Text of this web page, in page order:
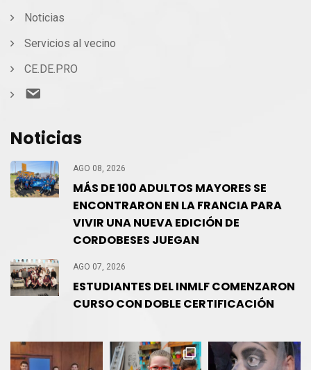
Noticias
Servicios al vecino
CE.DE.PRO
Noticias
AGO 08, 2026
MÁS DE 100 ADULTOS MAYORES SE
ENCONTRARON EN LA FRANCIA PARA
VIVIR UNA NUEVA EDICIÓN DE
CORDOBESES JUEGAN
AGO 07, 2026
ESTUDIANTES DEL INMLF COMENZARON
CURSO CON DOBLE CERTIFICACIÓN